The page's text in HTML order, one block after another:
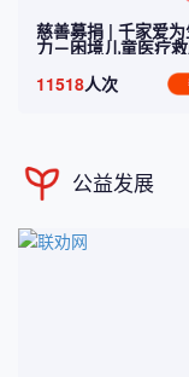
慈善募捐 | 千家爱
力－困境儿童医疗
11518人次
公益发展